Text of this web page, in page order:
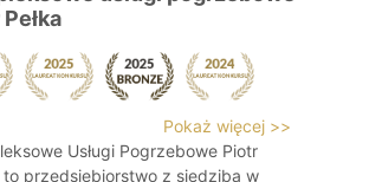
Pokaż więcej >>
Usługi Pogrzebowe Piotr
to przedsiębiorstwo z siedzibą w